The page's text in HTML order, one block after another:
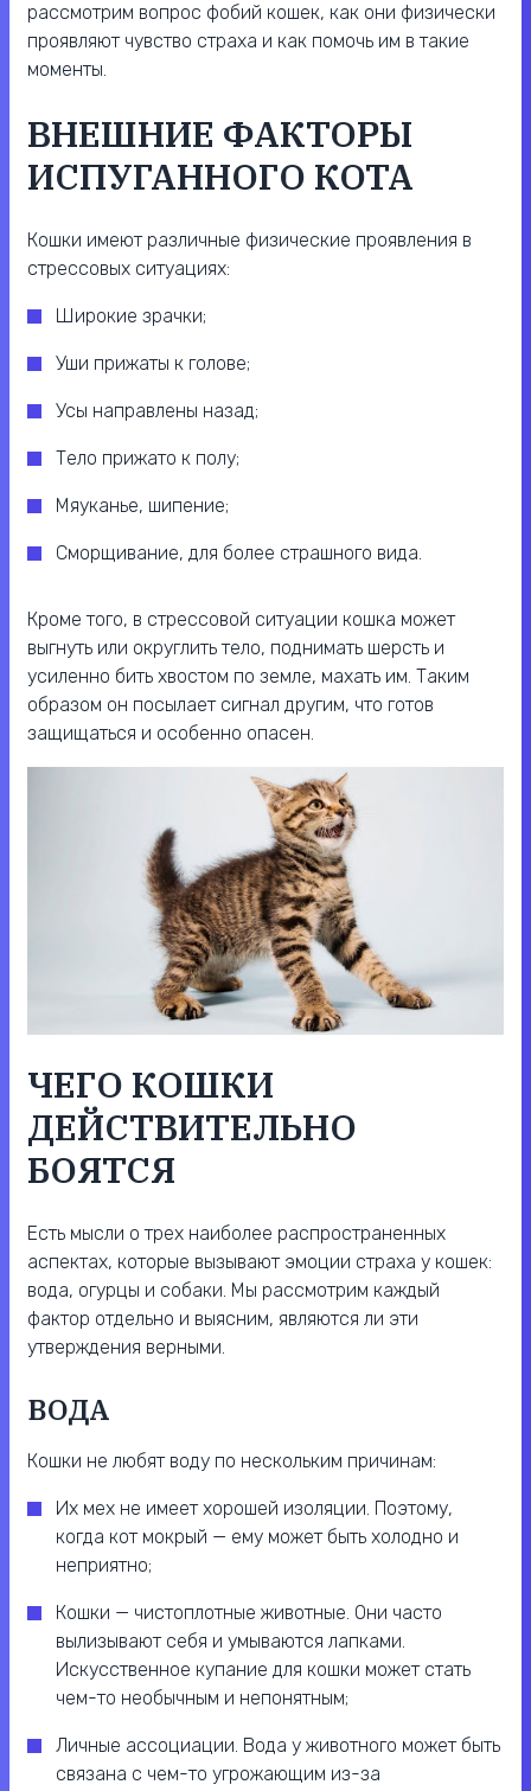
рассмотрим вопрос фобий кошек, как они физически
проявляют чувство страха и как помочь им в такие
моменты.
ВНЕШНИЕ ФАКТОРЫ
ИСПУГАННОГО КОТА
Кошки имеют различные физические проявления в
стрессовых ситуациях:
Широкие зрачки;
Уши прижаты к голове;
Усы направлены назад;
Тело прижато к полу;
Мяуканье, шипение;
Сморщивание, для более страшного вида.
Кроме того, в стрессовой ситуации кошка может
выгнуть или округлить тело, поднимать шерсть и
усиленно бить хвостом по земле, махать им. Таким
образом он посылает сигнал другим, что готов
защищаться и особенно опасен.
ЧЕГО КОШКИ
ДЕЙСТВИТЕЛЬНО
БОЯТСЯ
Есть мысли о трех наиболее распространенных
аспектах, которые вызывают эмоции страха у кошек:
вода, огурцы и собаки. Мы рассмотрим каждый
фактор отдельно и выясним, являются ли эти
утверждения верными.
ВОДА
Кошки не любят воду по нескольким причинам:
Их мех не имеет хорошей изоляции. Поэтому,
когда кот мокрый — ему может быть холодно и
неприятно;
Кошки — чистоплотные животные. Они часто
вылизывают себя и умываются лапками.
Искусственное купание для кошки может стать
чем-то необычным и непонятным;
Личные ассоциации. Вода у животного может быть
связана с чем-то угрожающим из-за